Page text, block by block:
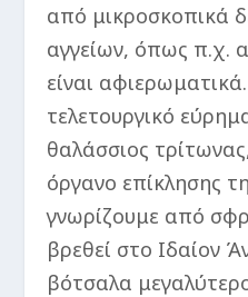
από μικροσκοπικά
αγγείων, όπως π.χ.
είναι
τελετουργικό
θαλάσσιος
όργανο επίκλησης
γνωρίζουμε από
βρεθεί στο Ιδαίον
βότσαλα